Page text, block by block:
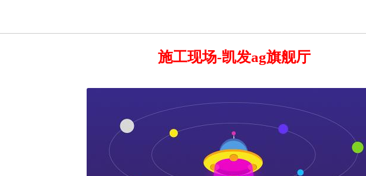
施工现场-凯发ag旗舰厅